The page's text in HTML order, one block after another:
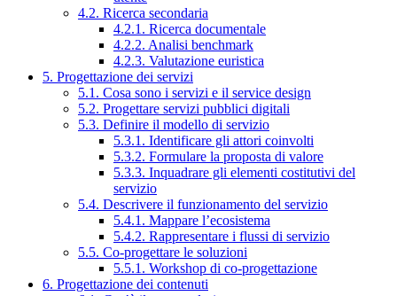
4.2. Ricerca secondaria
4.2.1. Ricerca documentale
4.2.2. Analisi benchmark
4.2.3. Valutazione euristica
5. Progettazione dei servizi
5.1. Cosa sono i servizi e il service design
5.2. Progettare servizi pubblici digitali
5.3. Definire il modello di servizio
5.3.1. Identificare gli attori coinvolti
5.3.2. Formulare la proposta di valore
5.3.3. Inquadrare gli elementi costitutivi del
servizio
5.4. Descrivere il funzionamento del servizio
5.4.1. Mappare l’ecosistema
5.4.2. Rappresentare i flussi di servizio
5.5. Co-progettare le soluzioni
5.5.1. Workshop di co-progettazione
6. Progettazione dei contenuti